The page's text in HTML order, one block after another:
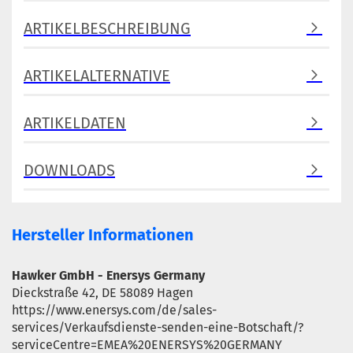
ARTIKELBESCHREIBUNG
ARTIKELALTERNATIVE
ARTIKELDATEN
DOWNLOADS
Hersteller Informationen
Hawker GmbH - Enersys Germany
Dieckstraße 42, DE 58089 Hagen
https://www.enersys.com/de/sales-
services/Verkaufsdienste-senden-eine-Botschaft/?
serviceCentre=EMEA%20ENERSYS%20GERMANY